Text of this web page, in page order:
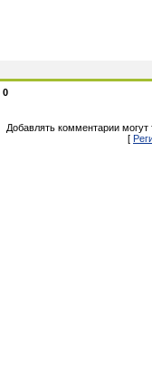
0
Добавлять комментарии могут
[